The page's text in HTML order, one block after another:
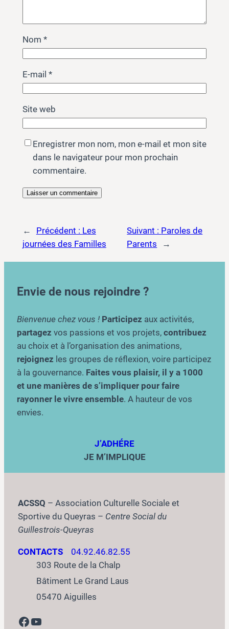
Nom *
E-mail *
Site web
Enregistrer mon nom, mon e-mail et mon site
dans le navigateur pour mon prochain
commentaire.
← Précédent : Les
journées des Familles
Suivant : Paroles de
Parents
→
Envie de nous rejoindre ?
Bienvenue chez vous ! Participez aux activités,
partagez vos passions et vos projets, contribuez
au choix et à l’organisation des animations,
rejoignez les groupes de réflexion, voire participez
à la gouvernance. Faites vous plaisir, il y a 1000
et une manières de s’impliquer pour faire
rayonner le vivre ensemble. A hauteur de vos
envies.
J’ADHÉRE
JE M’IMPLIQUE
ACSSQ – Association Culturelle Sociale et
Sportive du Queyras – Centre Social du
Guillestrois-Queyras
CONTACTS
04.92.46.82.55
303 Route de la Chalp
Bâtiment Le Grand Laus
05470 Aiguilles
Facebook YouTube